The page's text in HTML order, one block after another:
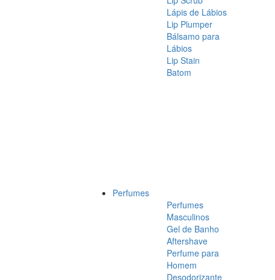
Lápis de Lábios
Lip Plumper
Bálsamo para
Lábios
Lip Stain
Batom
Perfumes
Perfumes
Masculinos
Gel de Banho
Aftershave
Perfume para
Homem
Desodorizante